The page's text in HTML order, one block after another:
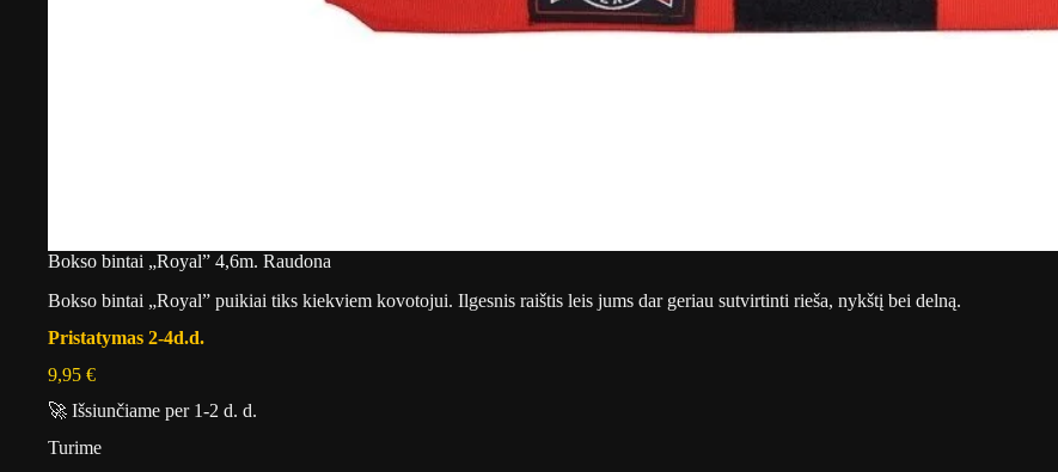
Bokso bintai „Royal” 4,6m. Raudona
Bokso bintai „Royal” puikiai tiks kiekviem kovotojui. Ilgesnis raištis leis jums dar geriau sutvirtinti rieša, nykštį bei delną.
Pristatymas 2-4d.d.
9,95 €
🚀 Išsiunčiame per 1-2 d. d.
Turime